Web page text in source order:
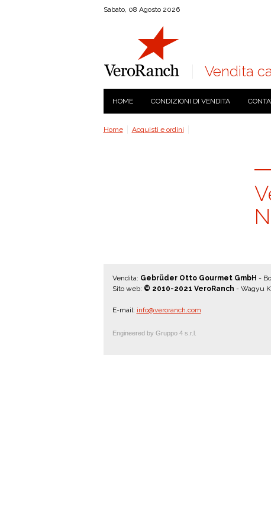
Sabato, 08 Agosto 2026
Vendita
HOME CONDIZIONI DI VENDITA
Home Acquisti e ordini
Vendita: Gebrüder Otto Gourmet GmbH -
Sito web: © 2010-2021 VeroRanch - Wagyu
E-mail: info@veroranch.com
Engineered by Gruppo 4 s.r.l.